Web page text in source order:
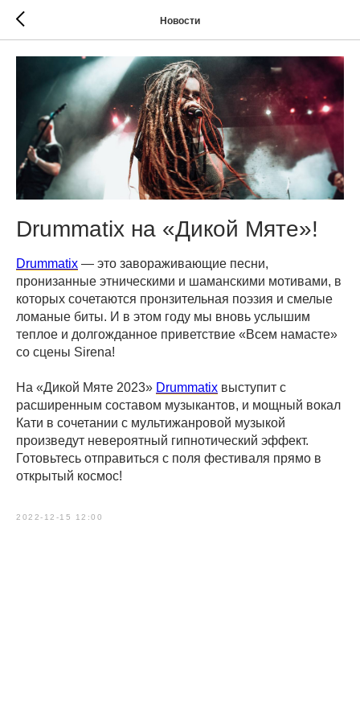
Новости
Drummatix на «Дикой Мяте»!
Drummatix — это завораживающие песни,
пронизанные этническими и шаманскими мотивами, в
которых сочетаются пронзительная поэзия и смелые
ломаные биты. И в этом году мы вновь услышим
теплое и долгожданное приветствие «Всем намасте»
со сцены Sirena!
На «Дикой Мяте 2023» Drummatix выступит с
расширенным составом музыкантов, и мощный вокал
Кати в сочетании с мультижанровой музыкой
произведут невероятный гипнотический эффект.
Готовьтесь отправиться с поля фестиваля прямо в
открытый космос!
2022-12-15 12:00